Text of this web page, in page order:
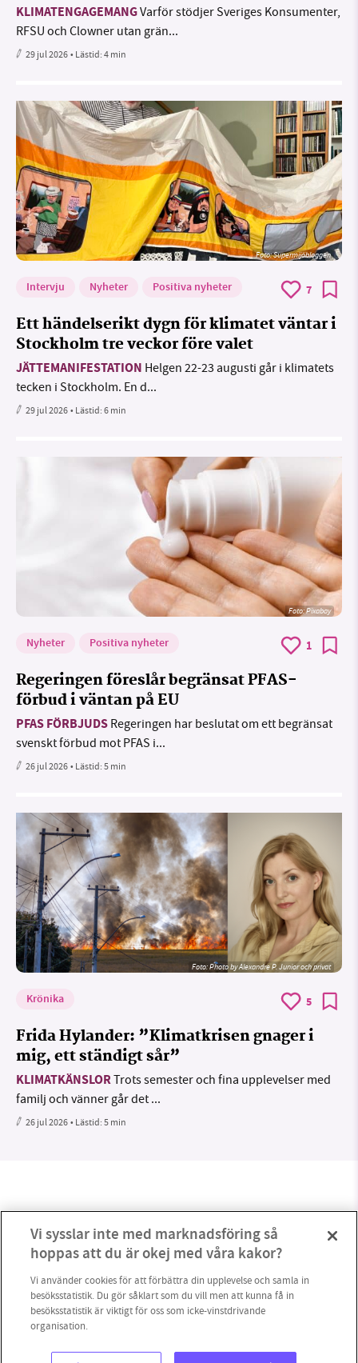
KLIMATENGAGEMANGVarför stödjer Sveriges Konsumenter,
RFSU och Clowner utan grän...
29 jul 2026• Lästid:4 min
Foto: Supermijöbloggen
Intervju Nyheter Positiva nyheter 7
Ett händelserikt dygn för klimatet väntar i
Stockholm tre veckor före valet
JÄTTEMANIFESTATION Helgen 22-23 augusti går i klimatets
tecken i Stockholm. En d...
29 jul 2026• Lästid:6 min
Foto:Pixabay
Nyheter Positiva nyheter 1
Regeringen föreslår begränsat PFAS-
förbud i väntan på EU
PFAS FÖRBJUDS Regeringen har beslutat om ett begränsat
svenskt förbud mot PFAS i...
26 jul 2026• Lästid:5 min
Foto:Photo by Alexandre P. Junior och privat
Krönika 5
Frida Hylander: ”Klimatkrisen gnager i
mig, ett ständigt sår”
KLIMATKÄNSLORTrots semester och fina upplevelser med
familj och vänner går det ...
26 jul 2026• Lästid:5 min
Vi sysslar inte med marknadsföring så
hoppas att du är okej med våra kakor?
Vi använder cookies för att förbättra din upplevelse och samla in
besöksstatistik. Du gör såklart som du vill men att kunna få in
besöksstatistik är viktigt för oss som icke-vinstdrivande
organisation.